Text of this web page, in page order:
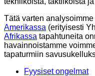
Tätä varten analysoimme
Amerikassa (erityisesti
Afrikassa tapahtuneita
havainnoistamme
tapaturmiin
Fyysiset ongelmat